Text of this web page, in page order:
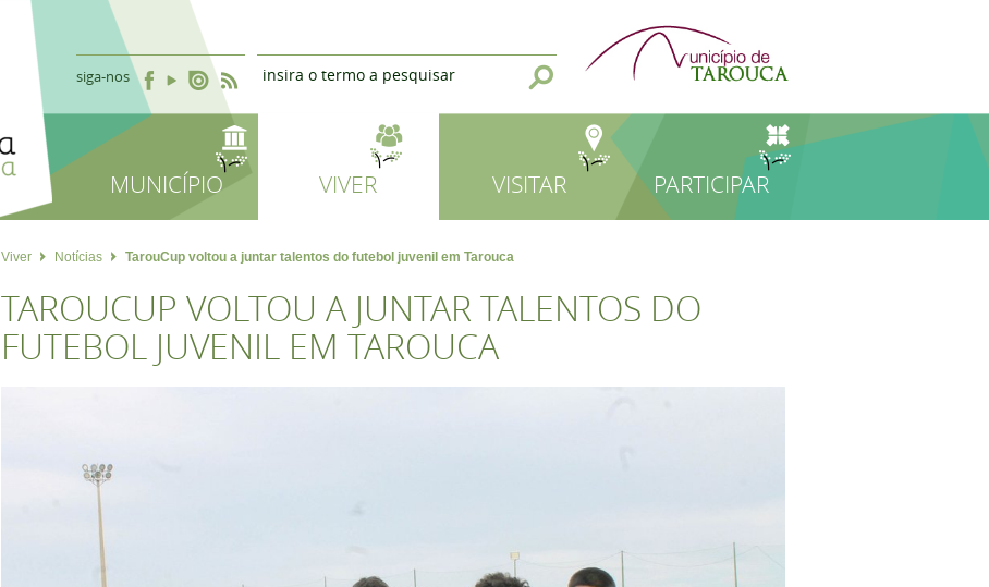
siga-nos
MUNICÍPIO VIVER VISITAR PARTICIPAR
Viver Notícias TarouCup voltou a juntar talentos do futebol juvenil em Tarouca
TAROUCUP VOLTOU A JUNTAR TALENTOS DO
FUTEBOL JUVENIL EM TAROUCA